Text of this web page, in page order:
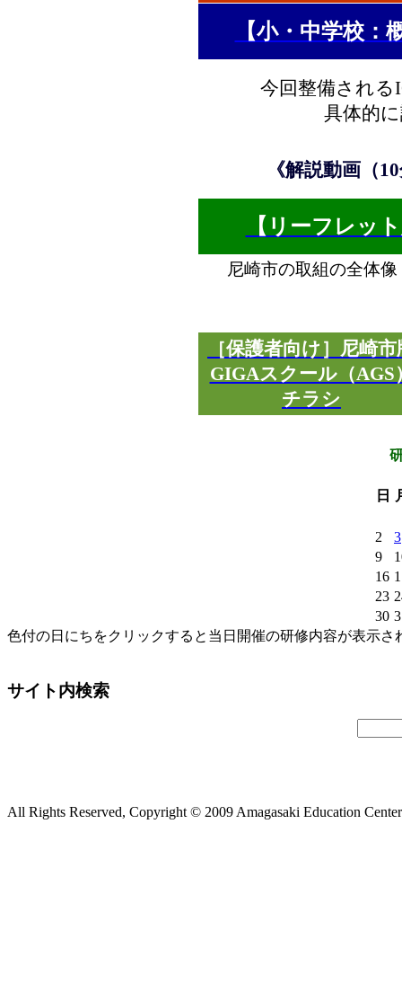
【小・中学校：
今回整備される
具体的
《解説動画（
【リーフレッ
尼崎市の取組の全体
［保護者向け ］尼崎市
GIGAスクール（AGS
チラシ
日
2
3
9
16
23
30
色付の日にちをクリックすると当日開催の研修内容が表示さ
サイト内検索
All Rights Reserved, Copyright © 2009 Amagasaki Education Center